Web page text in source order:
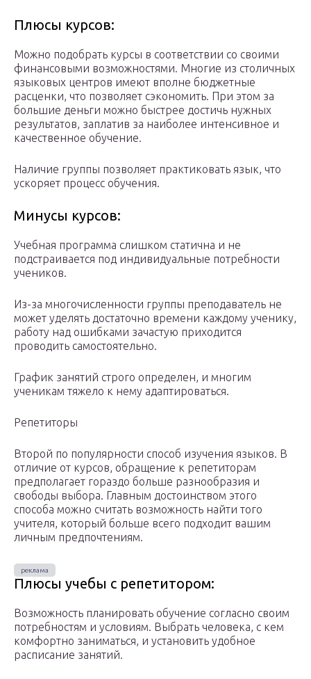
Плюсы курсов:
Можно подобрать курсы в соответствии со своими
финансовыми возможностями. Многие из столичных
языковых центров имеют вполне бюджетные
расценки, что позволяет сэкономить. При этом за
большие деньги можно быстрее достичь нужных
результатов, заплатив за наиболее интенсивное и
качественное обучение.
Наличие группы позволяет практиковать язык, что
ускоряет процесс обучения.
Минусы курсов:
Учебная программа слишком статична и не
подстраивается под индивидуальные потребности
учеников.
Из-за многочисленности группы преподаватель не
может уделять достаточно времени каждому ученику,
работу над ошибками зачастую приходится
проводить самостоятельно.
График занятий строго определен, и многим
ученикам тяжело к нему адаптироваться.
Репетиторы
Второй по популярности способ изучения языков. В
отличие от курсов, обращение к репетиторам
предполагает гораздо больше разнообразия и
свободы выбора. Главным достоинством этого
способа можно считать возможность найти того
учителя, который больше всего подходит вашим
личным предпочтениям.
Плюсы учебы с репетитором:
Возможность планировать обучение согласно своим
потребностям и условиям. Выбрать человека, с кем
комфортно заниматься, и установить удобное
расписание занятий.